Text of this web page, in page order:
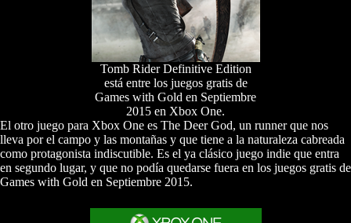
Tomb Rider Definitive Edition
está entre los juegos gratis de
Games with Gold en Septiembre
2015 en Xbox One.
El otro juego para Xbox One es The Deer God, un runner que nos
lleva por el campo y las montañas y que tiene a la naturaleza cabreada
como protagonista indiscutible. Es el ya clásico juego indie que entra
en segundo lugar, y que no podía quedarse fuera en los juegos gratis de
Games with Gold en Septiembre 2015.